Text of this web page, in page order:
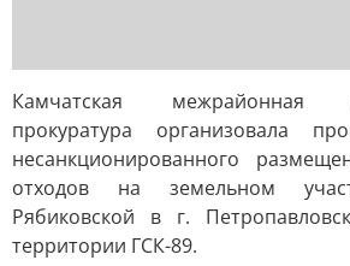
Камчатская межрайонная
прокуратура организовала
несанкционированного
отходов на земельном
Рябиковской в г.
территории ГСК-89.